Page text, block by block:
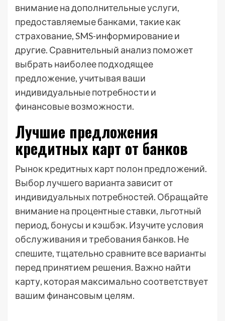
внимание на дополнительные услуги,
предоставляемые банками, такие как
страхование, SMS-информирование и
другие. Сравнительный анализ поможет
выбрать наиболее подходящее
предложение, учитывая ваши
индивидуальные потребности и
финансовые возможности.
Лучшие предложения
кредитных карт от банков
Рынок кредитных карт полон предложений.
Выбор лучшего варианта зависит от
индивидуальных потребностей. Обращайте
внимание на процентные ставки, льготный
период, бонусы и кэшбэк. Изучите условия
обслуживания и требования банков. Не
спешите, тщательно сравните все варианты
перед принятием решения. Важно найти
карту, которая максимально соответствует
вашим финансовым целям.